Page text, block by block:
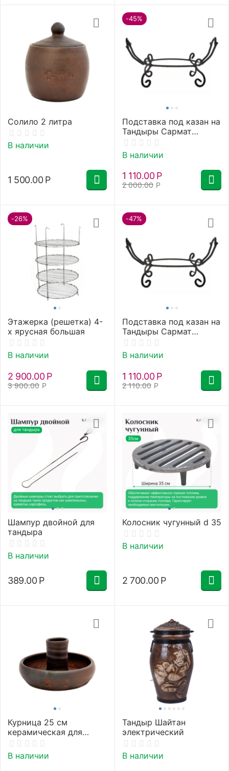
Солило 2 литра
В наличии
1 500.00 Р
-45%
Подставка под казан на
Тандыры Сармат
Большой, Античный,
Есаул
В наличии
2 000.00 Р
1 110.00 Р
-26%
Этажерка (решетка) 4-
х ярусная большая
В наличии
3 900.00 Р
2 900.00 Р
-47%
Подставка под казан на
Тандыры Сармат
Аладдин mini,
Скиф,Викинг, Атаман,
Дастархан
В наличии
2 110.00 Р
1 110.00 Р
Шампур двойной для
тандыра
В наличии
389.00 Р
Колосник чугунный d 35
В наличии
2 700.00 Р
Курница 25 см
керамическая для
запекания курицы
В наличии
Тандыр Шайтан
электрический
В наличии